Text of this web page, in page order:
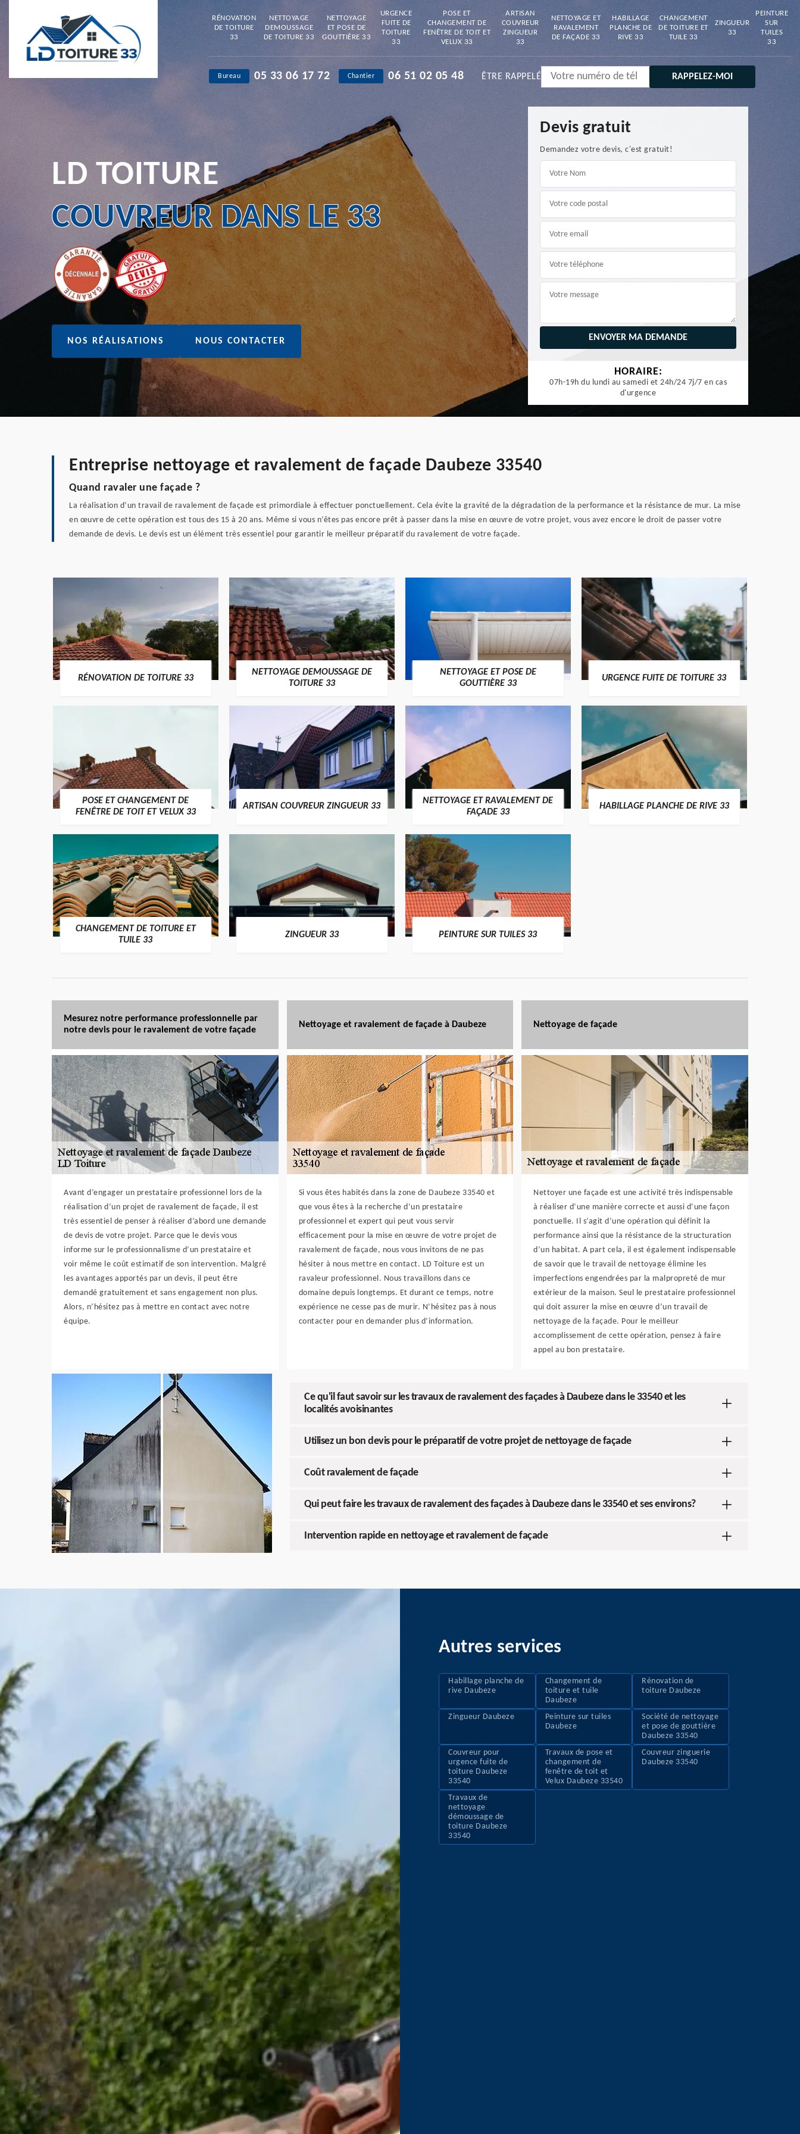
RÉNOVATION
DE TOITURE
33
NETTOYAGE
DEMOUSSAGE
DE TOITURE 33
NETTOYAGE
ET POSE DE
GOUTTIÈRE 33
URGENCE
FUITE DE
TOITURE
33
POSE ET
CHANGEMENT DE
FENÊTRE DE TOIT ET
VELUX 33
ARTISAN
COUVREUR
ZINGUEUR
33
NETTOYAGE ET
RAVALEMENT
DE FAÇADE 33
HABILLAGE
PLANCHE DE
RIVE 33
CHANGEMENT
DE TOITURE ET
TUILE 33
ZINGUEUR
33
PEINTURE
SUR
TUILES
33
Bureau 05 33 06 17 72 Chantier 06 51 02 05 48 ÊTRE RAPPELÉ
LD TOITURE
COUVREUR DANS LE 33
NOS RÉALISATIONS NOUS CONTACTER
Devis gratuit
Demandez votre devis, c'est gratuit!
HORAIRE:
07h-19h du lundi au samedi et 24h/24 7j/7 en cas
d'urgence
Entreprise nettoyage et ravalement de façade Daubeze 33540
Quand ravaler une façade ?
La réalisation d’un travail de ravalement de façade est primordiale à effectuer ponctuellement. Cela évite la gravité de la dégradation de la performance et la résistance de mur. La mise
en œuvre de cette opération est tous des 15 à 20 ans. Même si vous n’êtes pas encore prêt à passer dans la mise en œuvre de votre projet, vous avez encore le droit de passer votre
demande de devis. Le devis est un élément très essentiel pour garantir le meilleur préparatif du ravalement de votre façade.
RÉNOVATION DE TOITURE 33
NETTOYAGE DEMOUSSAGE DE
TOITURE 33
NETTOYAGE ET POSE DE
GOUTTIÈRE 33
URGENCE FUITE DE TOITURE 33
POSE ET CHANGEMENT DE
FENÊTRE DE TOIT ET VELUX 33
ARTISAN COUVREUR ZINGUEUR 33
NETTOYAGE ET RAVALEMENT DE
FAÇADE 33
HABILLAGE PLANCHE DE RIVE 33
CHANGEMENT DE TOITURE ET
TUILE 33
ZINGUEUR 33 PEINTURE SUR TUILES 33
Mesurez notre performance professionnelle par
notre devis pour le ravalement de votre façade
Avant d’engager un prestataire professionnel lors de la
réalisation d’un projet de ravalement de façade, il est
très essentiel de penser à réaliser d’abord une demande
de devis de votre projet. Parce que le devis vous
informe sur le professionnalisme d’un prestataire et
voir même le coût estimatif de son intervention. Malgré
les avantages apportés par un devis, il peut être
demandé gratuitement et sans engagement non plus.
Alors, n’hésitez pas à mettre en contact avec notre
équipe.
Nettoyage et ravalement de façade à Daubeze
Si vous êtes habités dans la zone de Daubeze 33540 et
que vous êtes à la recherche d’un prestataire
professionnel et expert qui peut vous servir
efficacement pour la mise en œuvre de votre projet de
ravalement de façade, nous vous invitons de ne pas
hésiter à nous mettre en contact. LD Toiture est un
ravaleur professionnel. Nous travaillons dans ce
domaine depuis longtemps. Et durant ce temps, notre
expérience ne cesse pas de murir. N’hésitez pas à nous
contacter pour en demander plus d’information.
Nettoyage de façade
Nettoyer une façade est une activité très indispensable
à réaliser d’une manière correcte et aussi d’une façon
ponctuelle. Il s’agit d’une opération qui définit la
performance ainsi que la résistance de la structuration
d’un habitat. A part cela, il est également indispensable
de savoir que le travail de nettoyage élimine les
imperfections engendrées par la malpropreté de mur
extérieur de la maison. Seul le prestataire professionnel
qui doit assurer la mise en œuvre d’un travail de
nettoyage de la façade. Pour le meilleur
accomplissement de cette opération, pensez à faire
appel au bon prestataire.
Ce qu'il faut savoir sur les travaux de ravalement des façades à Daubeze dans le 33540 et les
localités avoisinantes
Utilisez un bon devis pour le préparatif de votre projet de nettoyage de façade
Coût ravalement de façade
Qui peut faire les travaux de ravalement des façades à Daubeze dans le 33540 et ses environs?
Intervention rapide en nettoyage et ravalement de façade
Autres services
Habillage planche de
rive Daubeze
Changement de
toiture et tuile
Daubeze
Rénovation de
toiture Daubeze
Zingueur Daubeze
Peinture sur tuiles
Daubeze
Société de nettoyage
et pose de gouttière
Daubeze 33540
Couvreur pour
urgence fuite de
toiture Daubeze
33540
Travaux de pose et
changement de
fenêtre de toit et
Velux Daubeze 33540
Couvreur zinguerie
Daubeze 33540
Travaux de
nettoyage
démoussage de
toiture Daubeze
33540